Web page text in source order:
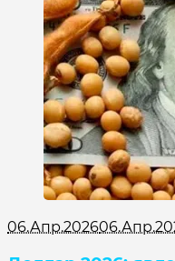
06.Апр.2026